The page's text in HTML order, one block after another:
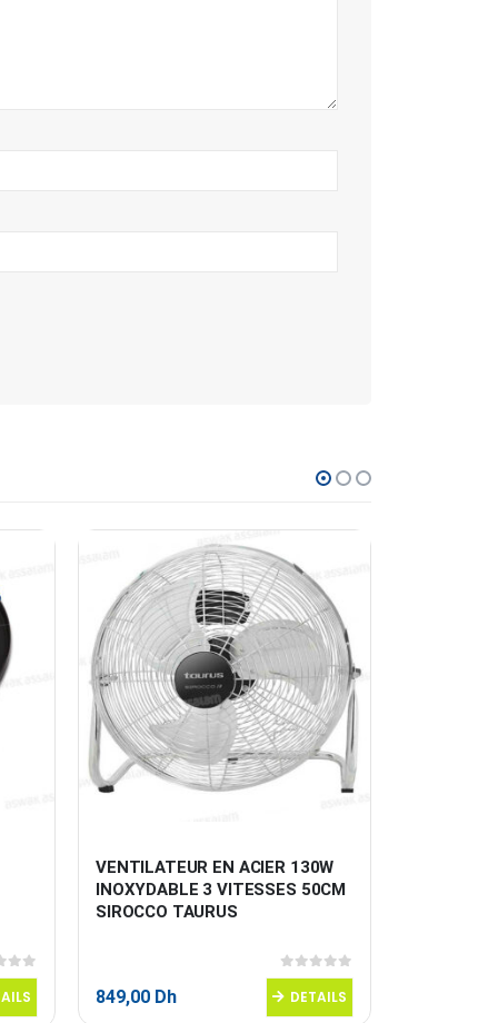
VENTILATEUR EN ACIER 130W
INOXYDABLE 3 VITESSES 50CM
SIROCCO TAURUS
0sur 5
849,00 Dh DETAILS